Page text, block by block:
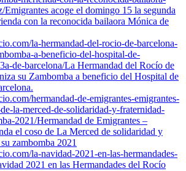
Emigrantes acoge el domingo 15 la segunda
con la reconocida bailaora Mónica de
la-hermandad-del-rocio-de-barcelona-
a-beneficio-del-hospital-de-
de-barcelona/La Hermandad del Rocío de
su Zambomba a beneficio del Hospital de
hermandad-de-emigrantes-emigrantes-
la-merced-de-solidaridad-y-fraternidad-
2021/Hermandad de Emigrantes –
el coso de La Merced de solidaridad y
zambomba 2021
la-navidad-2021-en-las-hermandades-
2021 en las Hermandades del Rocío